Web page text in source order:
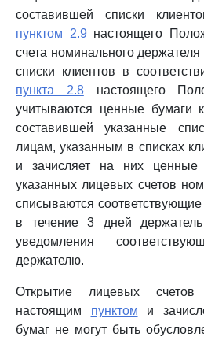
составившей списки
пунктом 2.9 настоящего
счета номинального
списки клиентов в
пункта 2.8настоящего
учитываются ценные бумаги
составившей указанные
лицам, указанным в списках
и зачисляет на них
указанных лицевых счетов
списываются
в течение 3 дней
уведомления
держателю.
Открытие лицевых
настоящим пунктом и
бумаг не могут быть